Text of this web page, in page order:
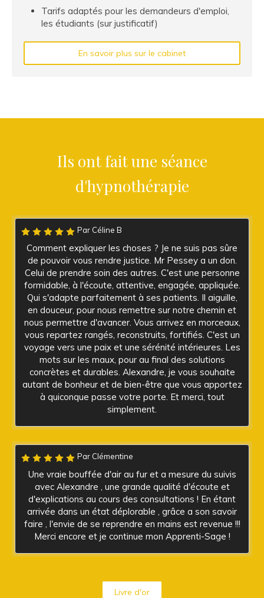
Tarifs adaptés pour les demandeurs d'emploi,
les étudiants (sur justificatif)
En savoir plus sur le cabinet
Ils ont fait une séance
d'hypnothérapie
Par Céline B
Comment expliquer les choses ? Je ne suis pas sûre
de pouvoir vous rendre justice. Mr Pessey a un don.
Celui de prendre soin des autres. C'est une personne
formidable, à l'écoute, attentive, engagée, appliquée.
Qui s'adapte parfaitement à ses patients. Il aiguille,
en douceur, pour nous remettre sur notre chemin et
nous permettre d'avancer. Vous arrivez en morceaux,
vous repartez rangés, reconstruits, fortifiés. C'est un
voyage vers une paix et une sérénité intérieures. Les
mots sur les maux, pour au final des solutions
concrètes et durables. Alexandre, je vous souhaite
autant de bonheur et de bien-être que vous apportez
à quiconque passe votre porte. Et merci, tout
simplement.
Par Clémentine
Une vraie bouffée d'air au fur et a mesure du suivis
avec Alexandre , une grande qualité d'écoute et
d'explications au cours des consultations ! En étant
arrivée dans un état déplorable , grâce a son savoir
faire , l'envie de se reprendre en mains est revenue !!!
Merci encore et je continue mon Apprenti-Sage !
Livre d'or